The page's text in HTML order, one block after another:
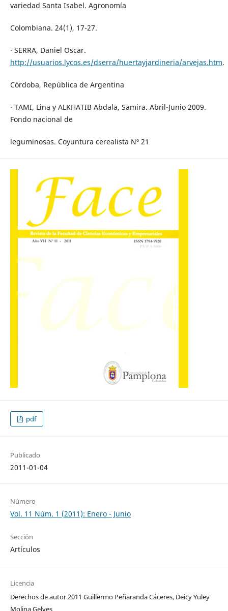
variedad Santa Isabel. Agronomía
Colombiana. 24(1), 17-27.
· SERRA, Daniel Oscar.
http://usuarios.lycos.es/dserra/huertayjardineria/arvejas.htm.
Córdoba, República de Argentina
· TAMI, Lina y ALKHATIB Abdala, Samira. Abril-Junio 2009.
Fondo nacional de
leguminosas. Coyuntura cerealista Nº 21
pdf
Publicado
2011-01-04
Número
Vol. 11 Núm. 1 (2011): Enero - Junio
Sección
Artículos
Licencia
Derechos de autor 2011 Guillermo Peñaranda Cáceres, Deicy Yuley
Molina Gelves